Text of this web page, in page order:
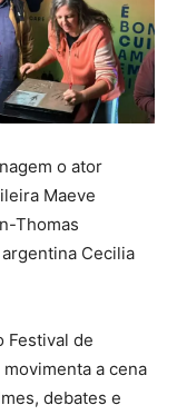
o ator
Maeve
Thomas
Cecilia
Festival de
a cena
debates e